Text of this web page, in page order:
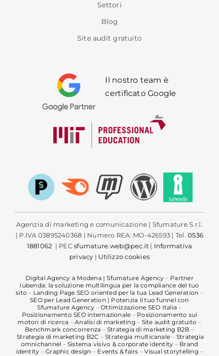
Settori
Blog
Site audit gratuito
Il nostro team è
certificato Google
Agenzia di marketing e comunicazione | Sfumature S.r.l.
| P.IVA 03895240368 | Numero REA: MO-426593 | Tel.0536
1881062 | PECsfumature.web@pec.it | Informativa
privacy | Utilizzo cookies
Digital Agency a Modena | Sfumature Agency – Partner
Iubenda: la soluzione multilingua per la compliance del tuo
sito – Landing Page SEO oriented per la tua Lead Generation –
SEO per Lead Generation | Potenzia il tuo funnel con
Sfumature Agency –Ottimizzazione SEO Italia –
Posizionamento SEO internazionale – Posizionamento sui
motori di ricerca –Analisi di marketing – Site audit gratuito –
Benchmark concorrenza –Strategia di marketing B2B –
Strategia di marketing B2C –Strategia multicanale – Strategia
omnichannel –Sistema visivo & corporate identity – Brand
identity –Graphic design – Events & fairs –Visual storytelling –